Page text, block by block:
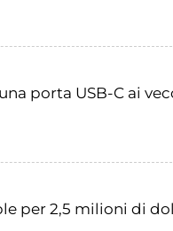
porta USB-C ai
per 2,5 milioni di